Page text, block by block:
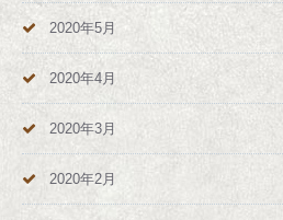
2020年5月
2020年4月
2020年3月
2020年2月